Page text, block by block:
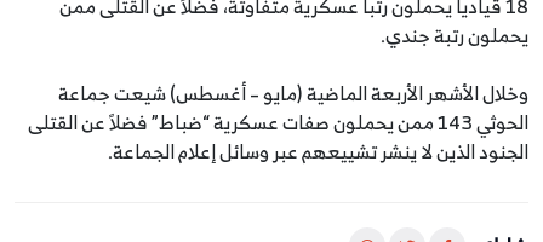
يحملون رتبة جندي.
وخلال الأشهر الأربعة الماضية (مايو – أغسطس) شيعت جماعة
الحوثي 143 ممن يحملون صفات عسكرية “ضباط” فضلاً عن القتلى
الجنود الذين لا ينشر تشييعهم عبر وسائل إعلام الجماعة.